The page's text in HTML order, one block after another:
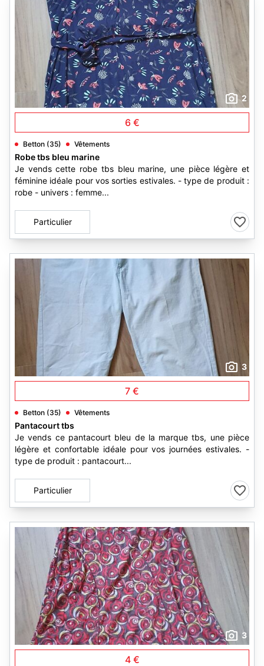
2
6 €
Betton (35) Vêtements
Robe tbs bleu marine
Je vends cette robe tbs bleu marine, une pièce légère et
féminine idéale pour vos sorties estivales. - type de produit :
robe - univers : femme...
Particulier
3
7 €
Betton (35) Vêtements
Pantacourt tbs
Je vends ce pantacourt bleu de la marque tbs, une pièce
légère et confortable idéale pour vos journées estivales. -
type de produit : pantacourt...
Particulier
3
4 €